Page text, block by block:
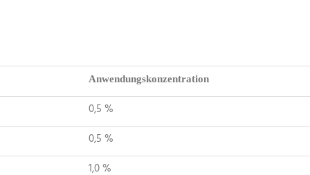
Anwendungskonzentration
0,5 %
0,5 %
1,0 %